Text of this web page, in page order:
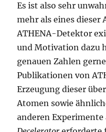
Es ist also sehr
mehr als eines
ATHENA-Detektor
und Motivation dazu
genauen Zahlen
Publikationen von
Erzeugung dieser
Atomen sowie
anderen